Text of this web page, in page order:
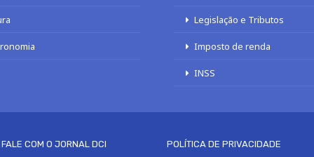
Legislação e Tributos
Imposto de renda
INSS
FALE COM O JORNAL DCI POLÍTICA DE PRIVACIDADE